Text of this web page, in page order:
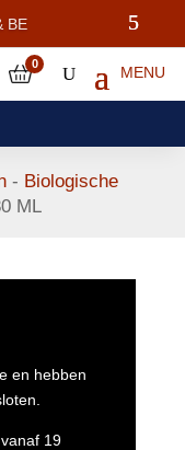
0
- Biologische
ML
en hebben
19